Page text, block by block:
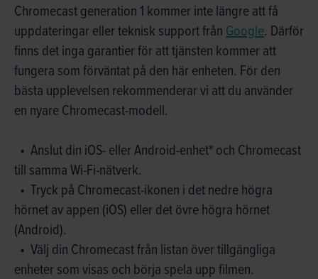
Chromecast generation 1 kommer inte längre att få
uppdateringar eller teknisk support från Google. Därför
finns det inga garantier för att tjänsten kommer att
fungera som förväntat på den här enheten. För den
bästa upplevelsen rekommenderar vi att du använder
en nyare Chromecast-modell.
Anslut din iOS- eller Android-enhet* och Chromecast
till samma Wi-Fi-nätverk.
Tryck på Chromecast-ikonen i det nedre högra
hörnet av appen (iOS) eller det övre högra hörnet
(Android).
Välj din Chromecast från listan över tillgängliga
enheter som visas och börja spela upp filmen.